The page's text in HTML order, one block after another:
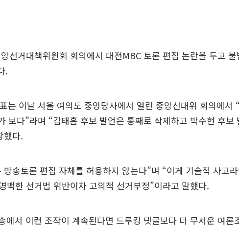
선거대책위원회 회의에서 대전MBC 토론 편집 논란을 두고 불
.
는 이날 서울 여의도 중앙당사에서 열린 중앙선대위 회의에서
보다”라며 “김태흠 후보 발언은 통째로 삭제하고 박수현 후보
했다.
방송토론 편집 자체를 허용하지 않는다”며 “이게 기술적 사고
백한 선거법 위반이자 고의적 선거부정”이라고 말했다.
에서 이런 조작이 계속된다면 드루킹 댓글보다 더 무서운 여론